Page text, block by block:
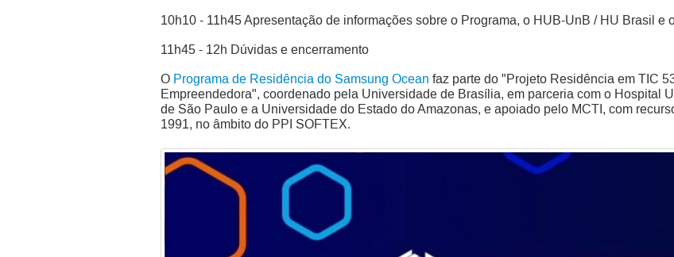
10h10 - 11h45 Apresentação de informações sobre o Programa, o HUB-UnB / HU Brasil e
11h45 - 12h Dúvidas e encerramento
O Programa de Residência do Samsung Ocean faz parte do "Projeto Residência em TIC
Empreendedora", coordenado pela Universidade de Brasília, em parceria com o Hospital
de São Paulo e a Universidade do Estado do Amazonas, e apoiado pelo MCTI, com
1991, no âmbito do PPI SOFTEX.